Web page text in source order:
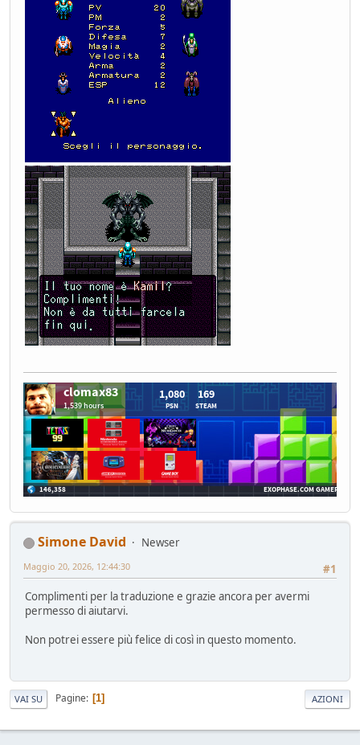
Simone David
Newser
#1
Maggio 20, 2026, 12:44:30
Complimenti per la traduzione e grazie ancora per avermi
permesso di aiutarvi.
Non potrei essere più felice di così in questo momento.
VAI SU Pagine 1 AZIONI